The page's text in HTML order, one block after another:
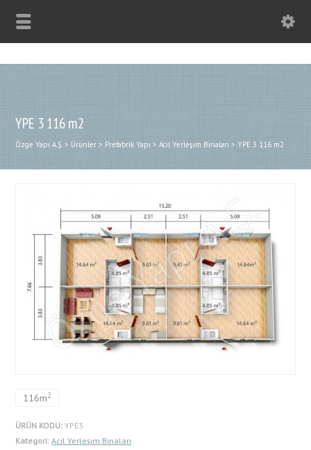
YPE 3 116 m2
Özge Yapı A.Ş.> Ürünler > Prefabrik Yapı >Acil Yerleşim Binaları > YPE 3 116 m2
116m2
ÜRÜN KODU: YPE3
Kategori: Acil Yerleşim Binaları